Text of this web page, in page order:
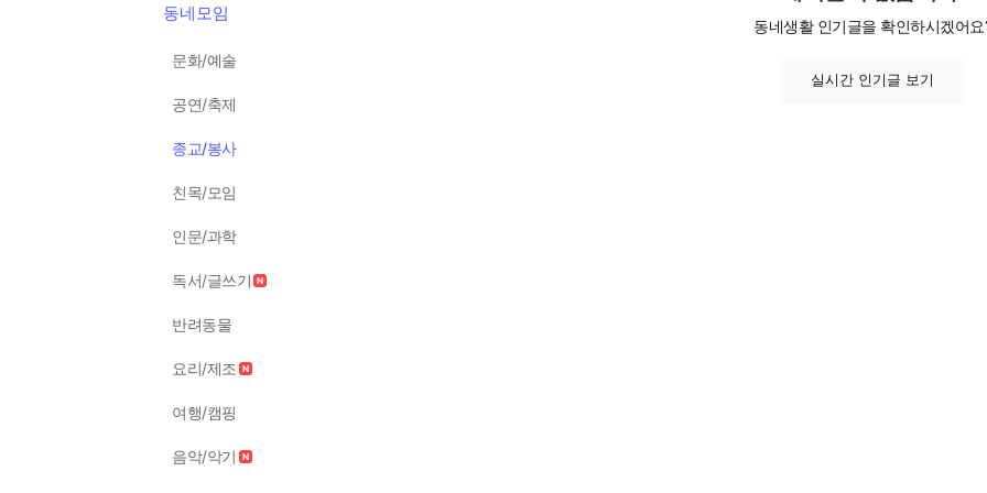
동네모임
문화/예술
공연/축제
종교/봉사
친목/모임
인문/과학
독서/글쓰기
반려동물
요리/제조
여행/캠핑
음악/악기
동네생활 인기글을 확인하시겠어요
실시간 인기글 보기